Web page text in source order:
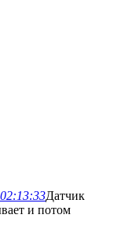
Датчик
и потом